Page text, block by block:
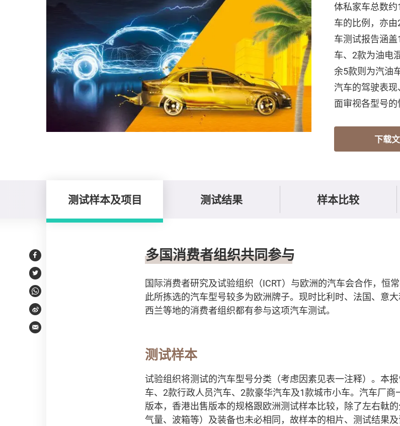
体私家车总数
车的比例，亦
车测试报告涵
车、2款为油电
余5款则为汽油
汽车的驾驶表
面审视各型号的
下载
测试样本及项目 测试结果 样本比较
Facebook
Twitter
WhatsApp
Weibo
Email
测试样本及项目
多国消费者组织共同参与
国际消费者研究及试验组织（ICRT）与欧洲的汽车会合作，恒
此所拣选的汽车型号较多为欧洲牌子。现时比利时、法国、意
西兰等地的消费者组织都有参与这项汽车测试。
测试样本
试验组织将测试的汽车型号分类（考虑因素见表一注释）。本
车、2款行政人员汽车、2款豪华汽车及1款城市小车。汽车厂
版本，香港出售版本的规格跟欧洲测试样本比较，除了左右軚
气量、波箱等）及装备也未必相同，故样本的相片、测试结果